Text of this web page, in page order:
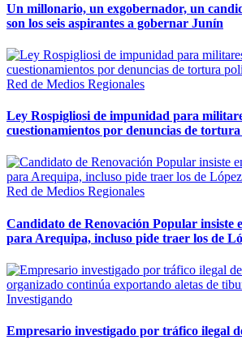
Un millonario, un exgobernador, un
son los seis aspirantes a gobernar Junín
Red de Medios Regionales
Ley Rospigliosi de impunidad para
cuestionamientos por denuncias de
Red de Medios Regionales
Candidato de Renovación Popular insiste
para Arequipa, incluso pide traer los de
Investigando
Empresario investigado por tráfico ilegal